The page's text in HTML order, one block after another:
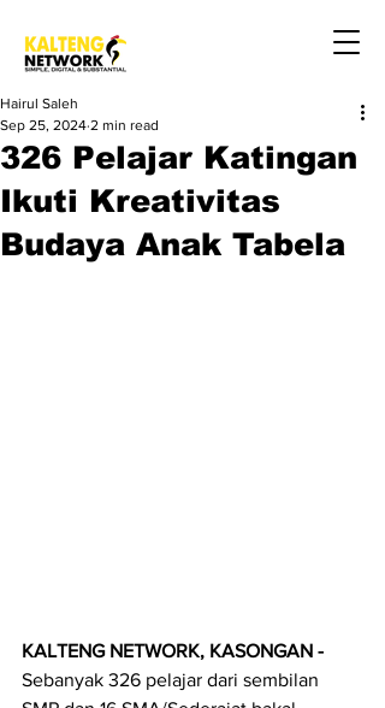
326 Pelajar Katingan
Ikuti Kreativitas
Budaya Anak Tabela
Hairul Saleh
Sep 25, 2024 2 min read
KALTENG NETWORK, KASONGAN -
Sebanyak 326 pelajar dari sembilan